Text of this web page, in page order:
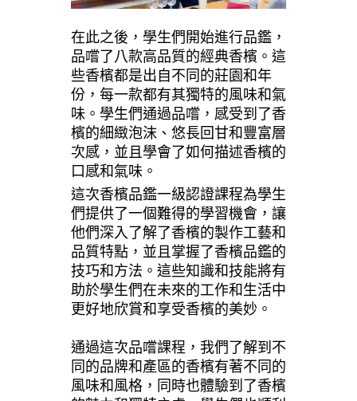
在此之後，學生們開始進行品鑑，
品嚐了八款高品質的經典香檳。這
些香檳都是出自不同的莊園和年
份，每一款都有其獨特的風味和氣
味。學生們通過品嚐，感受到了香
檳的細緻泡沫、悠長回甘和豐富層
次感，並且學會了如何描述香檳的
口感和氣味。
這次香檳品鑑一級認證課程為學生
們提供了一個難得的學習機會，讓
他們深入了解了香檳的製作工藝和
品質特點，並且掌握了香檳品鑑的
技巧和方法。這些知識和技能將有
助於學生們在未來的工作和生活中
更好地欣賞和享受香檳的美妙。
通過這次品嚐課程，我們了解到不
同的品牌和產區的香檳有著不同的
風味和風格，同時也體驗到了香檳